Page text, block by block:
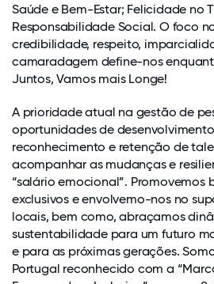
Saúde e Bem-Estar; Felicidade no
Responsabilidade Social. O foco
credibilidade, respeito,
camaradagem define-nos
Juntos, Vamos mais Longe!
A prioridade atual na gestão de
oportunidades de
reconhecimento e retenção de
acompanhar as mudanças e
“salário emocional”. Promovemos
exclusivos e envolvemo-nos no
locais, bem como, abraçamos
sustentabilidade para um futuro
e para as próximas gerações.
Portugal reconhecido com a